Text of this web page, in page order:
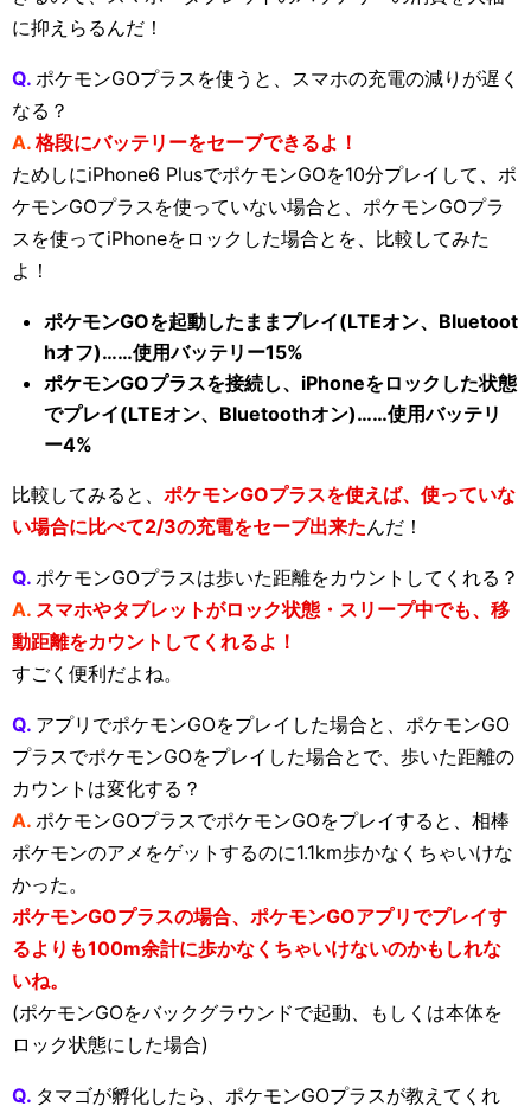
に抑えらるんだ！
Q. ポケモンGOプラスを使うと、スマホの充電の減りが遅く
なる？
A. 格段にバッテリーをセーブできるよ！
ためしにiPhone6 PlusでポケモンGOを10分プレイして、ポ
ケモンGOプラスを使っていない場合と、ポケモンGOプラ
スを使ってiPhoneをロックした場合とを、比較してみた
よ！
ポケモンGOを起動したままプレイ(LTEオン、Bluetoot
hオフ)……使用バッテリー15%
ポケモンGOプラスを接続し、iPhoneをロックした状態
でプレイ(LTEオン、Bluetoothオン)……使用バッテリ
ー4%
比較してみると、 ポケモンGOプラスを使えば、使っていな
い場合に比べて2/3の充電をセーブ出来たんだ！
Q. ポケモンGOプラスは歩いた距離をカウントしてくれる？
A. スマホやタブレットがロック状態・スリープ中でも、移
動距離をカウントしてくれるよ！
すごく便利だよね。
Q. アプリでポケモンGOをプレイした場合と、ポケモンGO
プラスでポケモンGOをプレイした場合とで、歩いた距離の
カウントは変化する？
A. ポケモンGOプラスでポケモンGOをプレイすると、相棒
ポケモンのアメをゲットするのに1.1km歩かなくちゃいけな
かった。
ポケモンGOプラスの場合、ポケモンGOアプリでプレイす
るよりも100m余計に歩かなくちゃいけないのかもしれな
いね。
(ポケモンGOをバックグラウンドで起動、もしくは本体を
ロック状態にした場合)
Q. タマゴが孵化したら、ポケモンGOプラスが教えてくれ